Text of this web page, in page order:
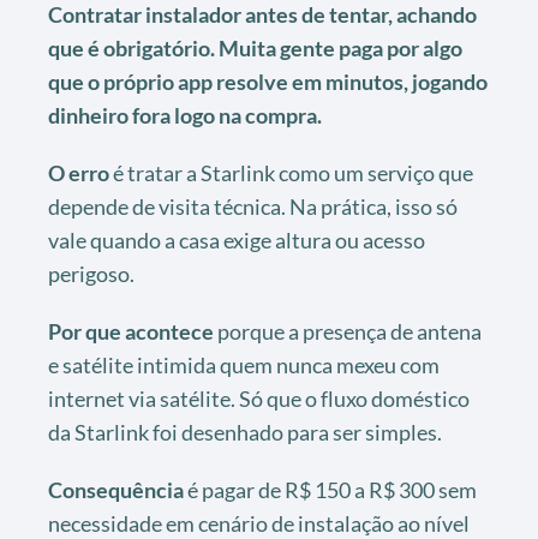
Contratar instalador antes de tentar, achando
que é obrigatório. Muita gente paga por algo
que o próprio app resolve em minutos, jogando
dinheiro fora logo na compra.
O erroé tratar a Starlink como um serviço que
depende de visita técnica. Na prática, isso só
vale quando a casa exige altura ou acesso
perigoso.
Por que acontece porque a presença de antena
e satélite intimida quem nunca mexeu com
internet via satélite. Só que o fluxo doméstico
da Starlink foi desenhado para ser simples.
Consequênciaé pagar de R$ 150 a R$ 300 sem
necessidade em cenário de instalação ao nível